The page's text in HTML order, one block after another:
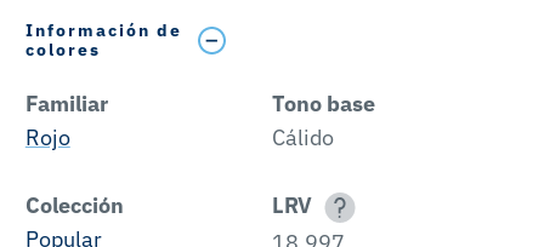
Información de
colores
Familiar
Rojo
Tono base
Cálido
Colección
Popular
LRV